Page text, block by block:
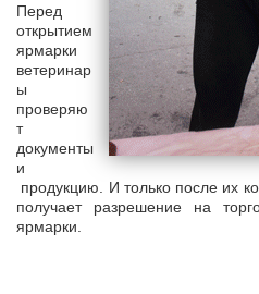
Перед
открытием
ярмарки
ветеринар
ы
проверяю
т
документы
и
продукцию. И только после их
получает разрешение на
ярмарки.